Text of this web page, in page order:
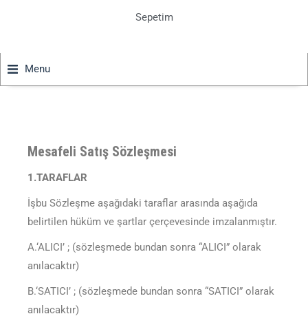
Sepetim
Menu
Mesafeli Satış Sözleşmesi
1.TARAFLAR
İşbu Sözleşme aşağıdaki taraflar arasında aşağıda
belirtilen hüküm ve şartlar çerçevesinde imzalanmıştır.
A.‘ALICI’ ; (sözleşmede bundan sonra “ALICI” olarak
anılacaktır)
B.‘SATICI’ ; (sözleşmede bundan sonra “SATICI” olarak
anılacaktır)